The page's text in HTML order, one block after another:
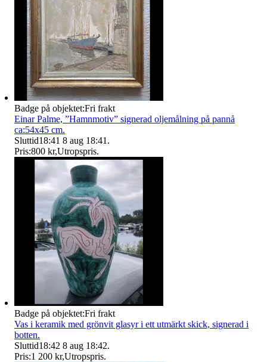
Badge på objektet:Fri frakt
Einar Palme, ”Hamnmotiv” signerad oljemålning på pannå
ca:54x45 cm.
Sluttid18:41 8 aug 18:41 .
Pris:800 kr,Utropspris.
Badge på objektet:Fri frakt
Vas i keramik med grönvit glasyr i ett utmärkt skick, signerad i
botten.
Sluttid18:42 8 aug 18:42.
Pris:1 200 kr,Utropspris.